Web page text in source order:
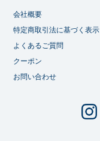
会社概要
特定商取引法に基づく表示
よくあるご質問
クーポン
お問い合わせ